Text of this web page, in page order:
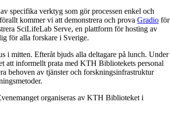
specifika verktyg som gör processen enkel och
kommer vi att demonstrera och prova Gradio för
SciLifeLab Serve, en plattform för hosting av
för alla forskare i Sverige.
i mitten. Efteråt bjuds alla deltagare på lunch. Under
att informellt prata med KTH Bibliotekets personal
behoven av tjänster och forskningsinfrastruktur
organiseras av KTH Biblioteket i